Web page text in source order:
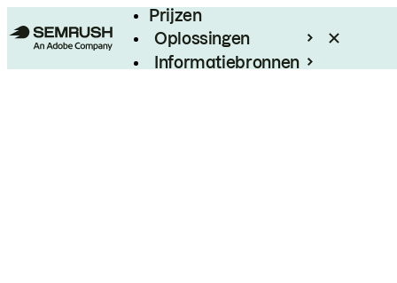
Prijzen
Oplossingen
Informatiebronnen